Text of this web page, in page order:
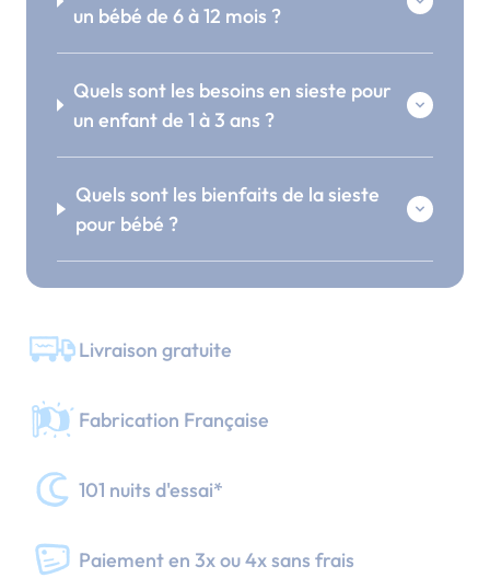
un bébé de 6 à 12 mois ?
Quels sont les besoins en sieste pour
un enfant de 1 à 3 ans ?
Quels sont les bienfaits de la sieste
pour bébé ?
Livraison gratuite
Fabrication Française
101 nuits d'essai*
Paiement en 3x ou 4x sans frais